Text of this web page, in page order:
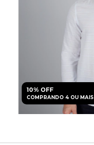
10% OFF
COMPRANDO 4 OU MAIS